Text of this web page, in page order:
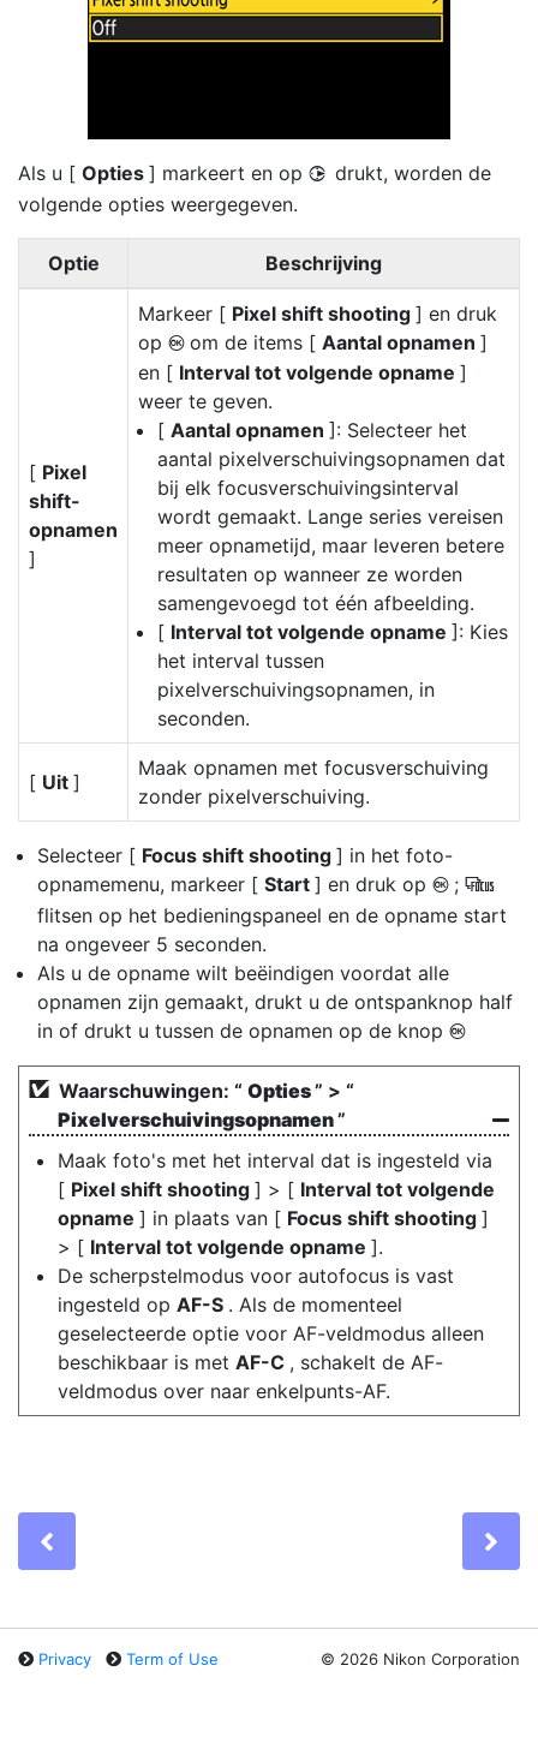
Als u [ Opties ] markeert en op 2 drukt, worden de
volgende opties weergegeven.
Optie Beschrijving
[ Pixel
shift-
opnamen
]
Markeer [ Pixel shift shooting ] en druk
op J om de items [ Aantal opnamen ]
en [ Interval tot volgende opname ]
weer te geven.
[ Aantal opnamen ]: Selecteer het
aantal pixelverschuivingsopnamen dat
bij elk focusverschuivingsinterval
wordt gemaakt. Lange series vereisen
meer opnametijd, maar leveren betere
resultaten op wanneer ze worden
samengevoegd tot één afbeelding.
[ Interval tot volgende opname ]: Kies
het interval tussen
pixelverschuivingsopnamen, in
seconden.
[ Uit ]
Maak opnamen met focusverschuiving
zonder pixelverschuiving.
Selecteer [ Focus shift shooting ] in het foto-
opnamemenu, markeer [ Start ] en druk op J ; 9
flitsen op het bedieningspaneel en de opname start
na ongeveer 5 seconden.
Als u de opname wilt beëindigen voordat alle
opnamen zijn gemaakt, drukt u de ontspanknop half
in of drukt u tussen de opnamen op de knop J
Waarschuwingen: “ Opties” > “
Pixelverschuivingsopnamen”
Maak foto's met het interval dat is ingesteld via
[ Pixel shift shooting ] > [ Interval tot volgende
opname ] in plaats van [ Focus shift shooting ]
> [ Interval tot volgende opname ].
De scherpstelmodus voor autofocus is vast
ingesteld op AF-S . Als de momenteel
geselecteerde optie voor AF-veldmodus alleen
beschikbaar is met AF-C , schakelt de AF-
veldmodus over naar enkelpunts-AF.
Privacy Term of Use © 2026 Nikon Corporation